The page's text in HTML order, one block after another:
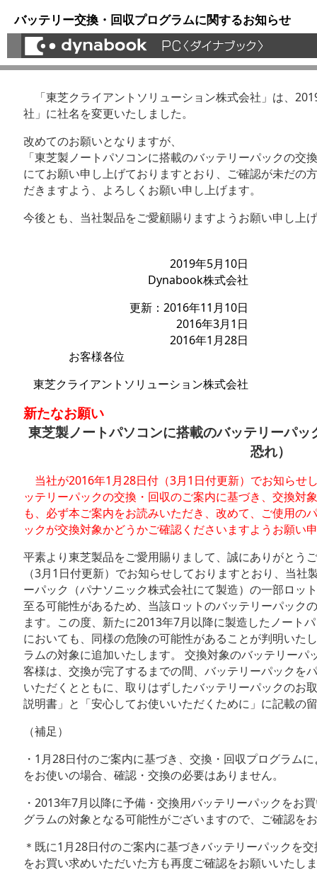
バッテリー交換・回収プログラムに関するお知らせ
「東芝クライアントソリューション株式会社」は、
社」に社名を変更いたしました。
改めてのお願いとなりますが、
「東芝製ノートパソコンに搭載のバッテリーパックの交
にてお願い申し上げておりますとおり、ご確認が未だの
だきますよう、よろしくお願い申し上げます。
今後とも、当社製品をご愛顧賜りますようお願い申し上
2019年5月10日
Dynabook株式会社
更新：2016年11月10日
2016年3月1日
2016年1月28日
お客様各位
東芝クライアントソリューション株式会社
新たなお願い
東芝製ノートパソコンに搭載のバッテリーパ
恐れ）
当社が2016年1月28日付（3月1日付更新）でお知らせ
ッテリーパックの交換・回収のご案内に基づき、交換対
も、必ず本ご案内をお読みいただき、改めて、ご使用の
ックが交換対象かどうかご確認くださいますようお願い
平素より東芝製品をご愛用賜りまして、誠にありがとう
（3月1日付更新）でお知らせしておりますとおり、当
ーパック（パナソニック株式会社にて製造）の一部ロッ
至る可能性があるため、当該ロットのバッテリーパック
ます。この度、新たに2013年7月以降に製造したノート
においても、同様の危険の可能性があることが判明いた
ラムの対象に追加いたします。 交換対象のバッテリー
客様は、交換が完了するまでの間、バッテリーパックを
いただくとともに、取りはずしたバッテリーパックのお
説明書」と「安心してお使いいただくために」に記載の
（補足）
・1月28日付のご案内に基づき、交換・回収プログラム
をお使いの場合、確認・交換の必要はありません。
・2013年7月以降に予備・交換用バッテリーパックをお
グラムの対象となる可能性がございますので、ご確認を
＊既に1月28日付のご案内に基づきバッテリーパックを
をお買い求めいただいた方も再度ご確認をお願いいたし